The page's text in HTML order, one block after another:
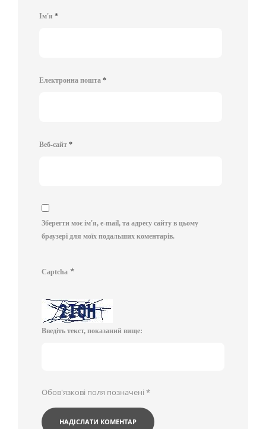
Ім'я *
Електронна пошта *
Веб-сайт *
Зберегти моє ім'я, e-mail, та адресу сайту в цьому
браузері для моїх подальших коментарів.
Captcha *
Введіть текст, показаний вище:
Обов'язкові поля позначені *